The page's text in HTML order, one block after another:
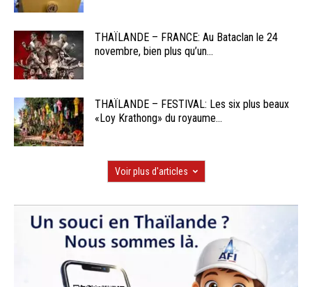
THAÏLANDE – FRANCE: Au Bataclan le 24
novembre, bien plus qu’un...
THAÏLANDE – FESTIVAL: Les six plus beaux
«Loy Krathong» du royaume...
Voir plus d'articles